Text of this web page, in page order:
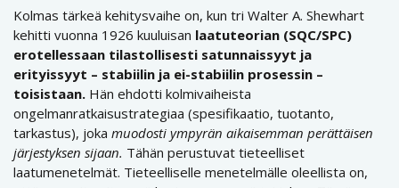
Kolmas tärkeä kehitysvaihe on, kun tri Walter A. Shewhart
kehitti vuonna 1926 kuuluisan laatuteorian (SQC/SPC)
erotellessaan tilastollisesti satunnaissyyt ja
erityissyyt – stabiilin ja ei-stabiilin prosessin –
toisistaan. Hän ehdotti kolmivaiheista
ongelmanratkaisustrategiaa (spesifikaatio, tuotanto,
tarkastus), joka muodosti ympyrän aikaisemman perättäisen
järjestyksen sijaan. Tähän perustuvat tieteelliset
laatumenetelmät. Tieteelliselle menetelmälle oleellista on,